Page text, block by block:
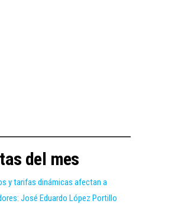
del mes
y tarifas dinámicas afectan a
José Eduardo López Portillo